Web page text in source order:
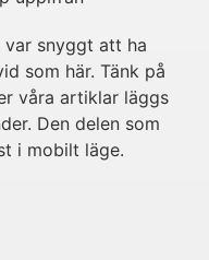
var snyggt att ha
som här. Tänk på
våra artiklar läggs
Den delen som
i mobilt läge.